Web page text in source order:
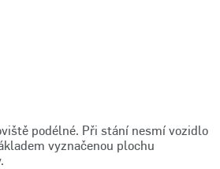
podélné. Při stání nesmí vozidlo
vyznačenou plochu